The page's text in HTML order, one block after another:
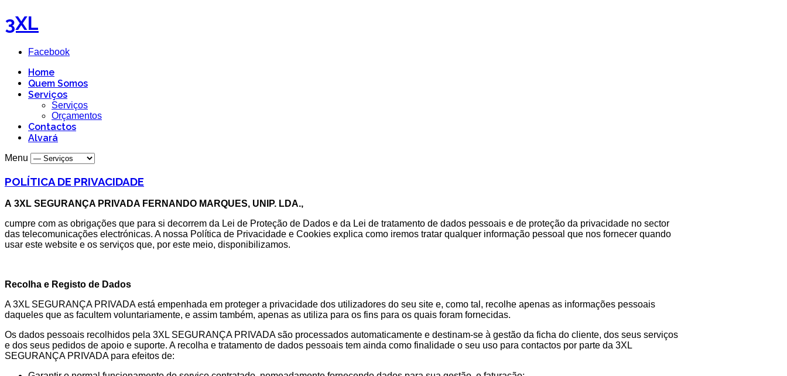
3XL
Facebook
Home
Quem Somos
Serviços
Serviços
Orçamentos
Contactos
Alvará
Menu
POLÍTICA DE PRIVACIDADE
A 3XL SEGURANÇA PRIVADA FERNANDO MARQUES, UNIP. LDA.,
cumpre com as obrigações que para si decorrem da Lei de Proteção de Dados e da Lei de tratamento de dados pessoais e de proteção da privacidade no sector
das telecomunicações electrónicas. A nossa Política de Privacidade e Cookies explica como iremos tratar qualquer informação pessoal que nos fornecer quando
usar este website e os serviços que, por este meio, disponibilizamos.
Recolha e Registo de Dados
A 3XL SEGURANÇA PRIVADA está empenhada em proteger a privacidade dos utilizadores do seu site e, como tal, recolhe apenas as informações pessoais
daqueles que as facultem voluntariamente, e assim também, apenas as utiliza para os fins para os quais foram fornecidas.
Os dados pessoais recolhidos pela 3XL SEGURANÇA PRIVADA são processados automaticamente e destinam-se à gestão da ficha do cliente, dos seus serviços
e dos seus pedidos de apoio e suporte. A recolha e tratamento de dados pessoais tem ainda como finalidade o seu uso para contactos por parte da 3XL
SEGURANÇA PRIVADA para efeitos de: